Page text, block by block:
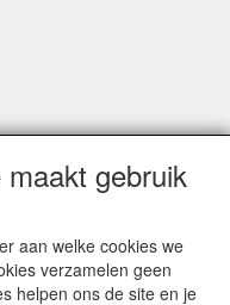
gebruik
aan welke cookies we
verzamelen geen
helpen ons de site en je